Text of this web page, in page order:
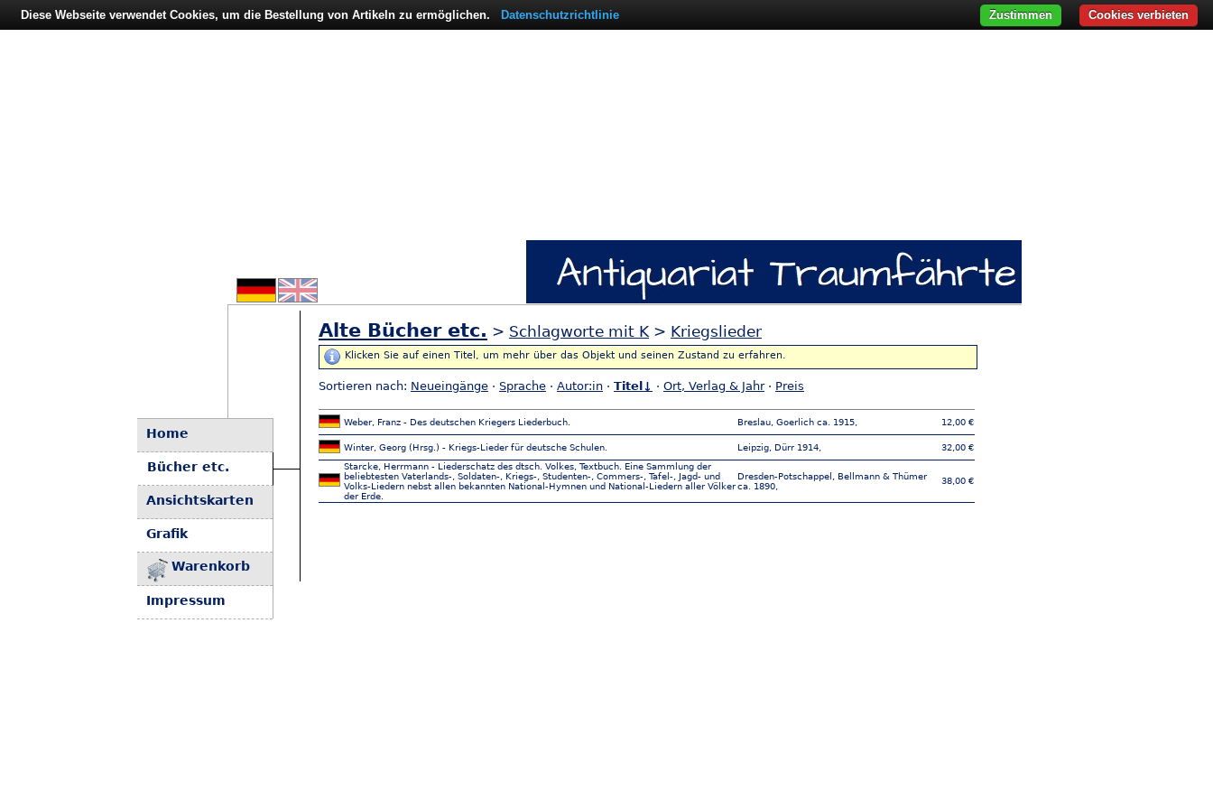
Home
Bücher etc.
Ansichtskarten
Grafik
Warenkorb
Impressum
Alte Bücher etc. > Schlagworte mit K> Kriegslieder
Klicken Sie auf einen Titel, um mehr über das Objekt und seinen Zustand zu erfahren.
Sortieren nach: Neueingänge · Sprache · Autor:in · Titel↓ · Ort, Verlag & Jahr· Preis
Weber, Franz - Des deutschen Kriegers Liederbuch. Breslau, Goerlich ca. 1915, 12,00 €
Winter, Georg (Hrsg.) - Kriegs-Lieder für deutsche Schulen. Leipzig, Dürr 1914,
32,00 €
Starcke, Herrmann - Liederschatz des dtsch. Volkes, Textbuch. Eine Sammlung der
beliebtesten Vaterlands-, Soldaten-, Kriegs-, Studenten-, Commers-, Tafel-, Jagd- und
Volks-Liedern nebst allen bekannten National-Hymnen und National-Liedern aller Völker
der Erde.
Dresden-Potschappel, Bellmann & Thümer
ca. 1890,
38,00 €
Diese Webseite verwendet Cookies, um die Bestellung von Artikeln zu ermöglichen. Datenschutzrichtlinie Cookies verbieten
Zustimmen